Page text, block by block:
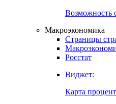
Ставки
Создать индекс
Возможность
Страницы
Росстат